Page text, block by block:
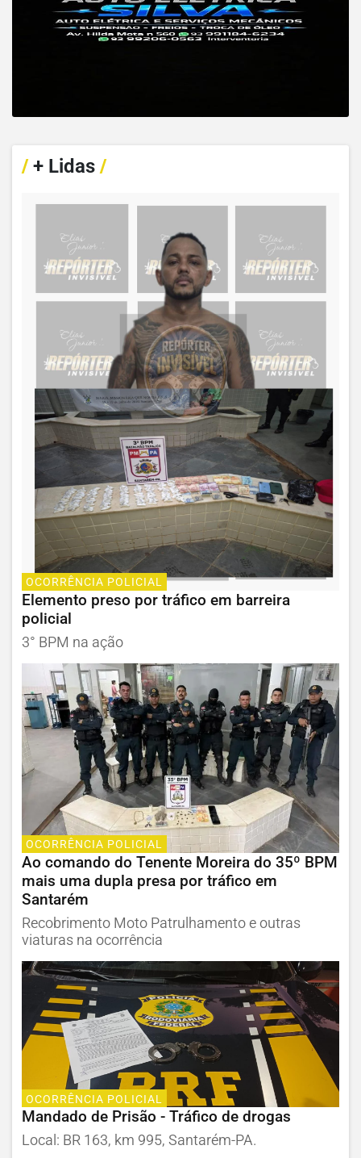
/+ Lidas /
OCORRÊNCIA POLICIAL
Elemento preso por tráfico em barreira
policial
3° BPM na ação
OCORRÊNCIA POLICIAL
Ao comando do Tenente Moreira do 35º BPM
mais uma dupla presa por tráfico em
Santarém
Recobrimento Moto Patrulhamento e outras
viaturas na ocorrência
OCORRÊNCIA POLICIAL
Mandado de Prisão - Tráfico de drogas
Local: BR 163, km 995, Santarém-PA.